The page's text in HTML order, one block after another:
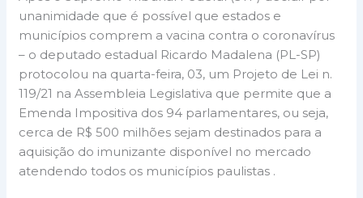
unanimidade que é possível que estados e
municípios comprem a vacina contra o coronavírus
– o deputado estadual Ricardo Madalena (PL-SP)
protocolou na quarta-feira, 03, um Projeto de Lei n.
119/21 na Assembleia Legislativa que permite que a
Emenda Impositiva dos 94 parlamentares, ou seja,
cerca de R$ 500 milhões sejam destinados para a
aquisição do imunizante disponível no mercado
atendendo todos os municípios paulistas .